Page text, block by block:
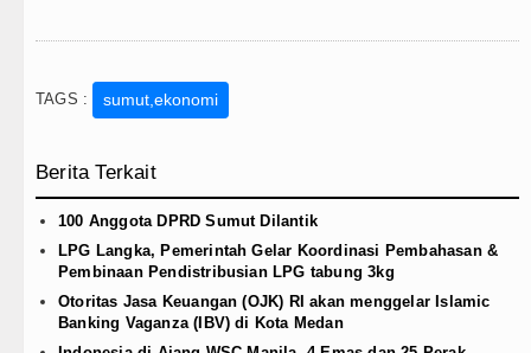
TAGS : sumut,ekonomi
Berita Terkait
100 Anggota DPRD Sumut Dilantik
LPG Langka, Pemerintah Gelar Koordinasi Pembahasan &
Pembinaan Pendistribusian LPG tabung 3kg
Otoritas Jasa Keuangan (OJK) RI akan menggelar Islamic
Banking Vaganza (IBV) di Kota Medan